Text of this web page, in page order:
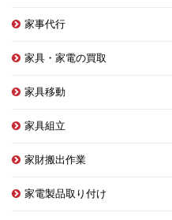
家事代行
家具・家電の買取
家具移動
家具組立
家財搬出作業
家電製品取り付け